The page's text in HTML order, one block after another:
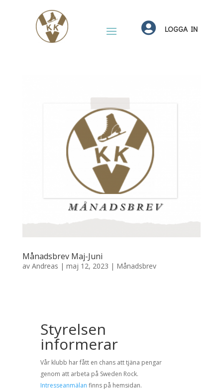
 LOGGA IN
Månadsbrev Maj-Juni
av Andreas | maj 12, 2023 | Månadsbrev
Styrelsen
informerar
Vår klubb har fått en chans att tjäna pengar
genom att arbeta på Sweden Rock.
Intresseanmälan finns på hemsidan.